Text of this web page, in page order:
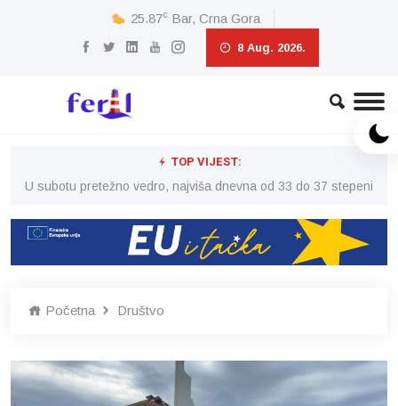
25.87c Bar, Crna Gora
8 Aug. 2026.
TOP VIJEST:
U subotu pretežno vedro, najviša dnevna od 33 do 37 stepeni
Početna Društvo